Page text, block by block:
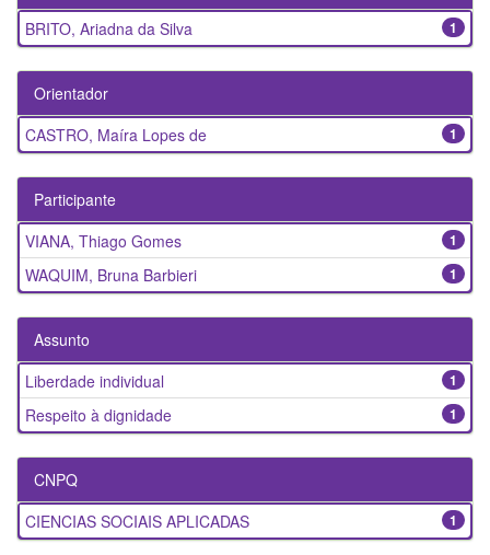
1
BRITO, Ariadna da Silva
Orientador
1
CASTRO, Maíra Lopes de
Participante
1
VIANA, Thiago Gomes
1
WAQUIM, Bruna Barbieri
Assunto
1
Liberdade individual
1
Respeito à dignidade
CNPQ
1
CIENCIAS SOCIAIS APLICADAS